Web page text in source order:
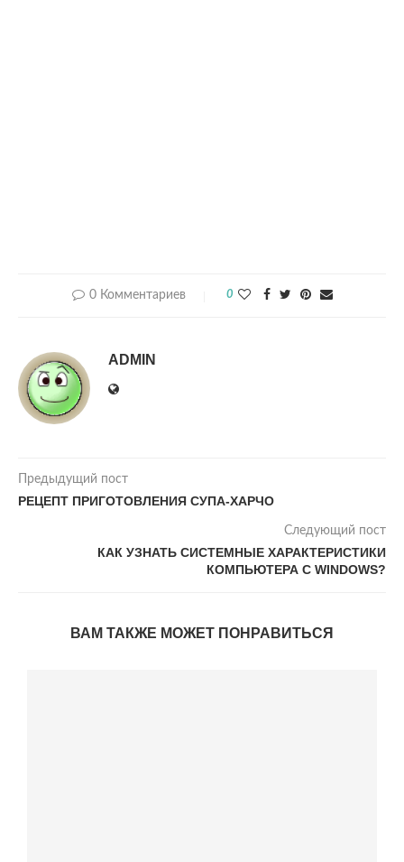
0 Комментариев 0
ADMIN
Предыдущий пост
РЕЦЕПТ ПРИГОТОВЛЕНИЯ СУПА-ХАРЧО
Следующий пост
КАК УЗНАТЬ СИСТЕМНЫЕ ХАРАКТЕРИСТИКИ
КОМПЬЮТЕРА С WINDOWS?
ВАМ ТАКЖЕ МОЖЕТ ПОНРАВИТЬСЯ